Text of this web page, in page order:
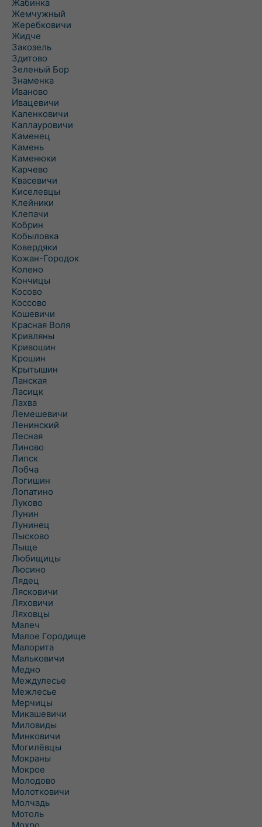
Жабинка
Жемчужный
Жеребковичи
Жидче
Закозель
Здитово
Зеленый Бор
Знаменка
Иваново
Ивацевичи
Каленковичи
Каллауровичи
Каменец
Камень
Каменюки
Карчево
Квасевичи
Киселевцы
Клейники
Клепачи
Кобрин
Кобыловка
Ковердяки
Кожан-Городок
Колено
Кончицы
Косово
Коссово
Кошевичи
Красная Воля
Кривляны
Кривошин
Крошин
Крытышин
Ланская
Ласицк
Лахва
Лемешевичи
Ленинский
Лесная
Линово
Липск
Лобча
Логишин
Лопатино
Луково
Лунин
Лунинец
Лысково
Лыще
Любищицы
Люсино
Лядец
Лясковичи
Ляховичи
Ляховцы
Малеч
Малое Городище
Малорита
Мальковичи
Медно
Междулесье
Межлесье
Мерчицы
Микашевичи
Миловиды
Минковичи
Могилёвцы
Мокраны
Мокрое
Молодово
Молотковичи
Молчадь
Мотоль